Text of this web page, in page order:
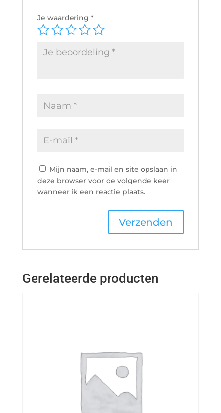
Je waardering *
Mijn naam, e-mail en site opslaan in
deze browser voor de volgende keer
wanneer ik een reactie plaats.
Gerelateerde producten